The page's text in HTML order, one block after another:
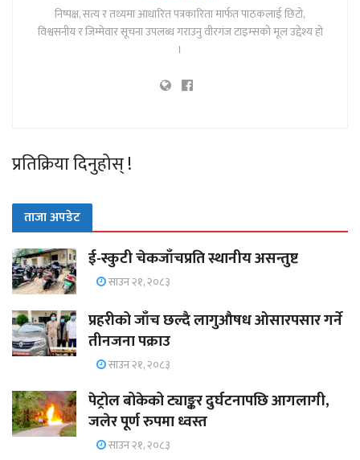
निष्पक्ष, सत्य र तथ्यमा आधारित पत्रकारिता मार्फत पाठकलाई छिटो,
विश्वसनीय र जिम्मेवार सूचना उपलब्ध गराउनु वीरगंज टाइम्सको मूल उद्देश्य हो
।
प्रतिक्रिया दिनुहोस् !
ताजा अपडेट
ई-स्कुटी चेकजाँचप्रति स्थानीय असन्तुष्ट
साउन २१, २०८३
प्रहरीको जाँच छल्दै लागुऔषध ओसारपसार गर्ने
तीनजना पक्राउ
साउन २१, २०८३
पेट्रोल बोकेको ट्याङ्कर दुर्घटनापछि आगलागी,
जलेर पूर्ण रुपमा ध्वस्त
साउन २१, २०८३